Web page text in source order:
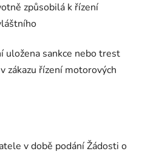
způsobilá k řízení
uložena sankce nebo trest
zákazu řízení motorových
v době podání Žádosti o